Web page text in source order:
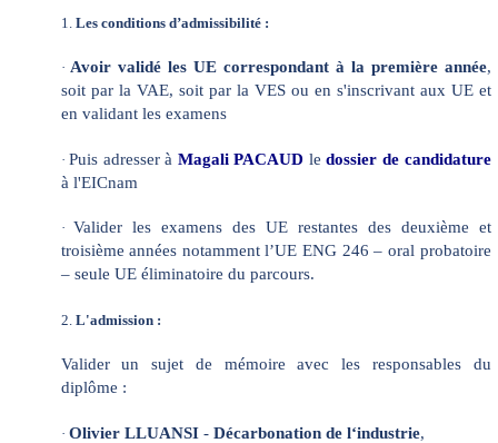
1. Les conditions d’admissibilité :
·Avoir validé les UE correspondant à la première année,
soit par la VAE, soit par la VES ou en s'inscrivant aux UE et
en validant les examens
·Puis adresser à Magali PACAUD ledossier de candidature
à l'EICnam
·Valider les examens des UE restantes des deuxième et
troisième années notamment l’UE ENG 246 – oral probatoire
– seule UE éliminatoire du parcours.
2. L'admission :
Valider un sujet de mémoire avec les responsables du
diplôme :
· Olivier LLUANSI- Décarbonation de l‘industrie,